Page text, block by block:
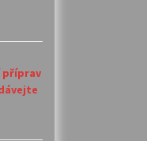
příprav